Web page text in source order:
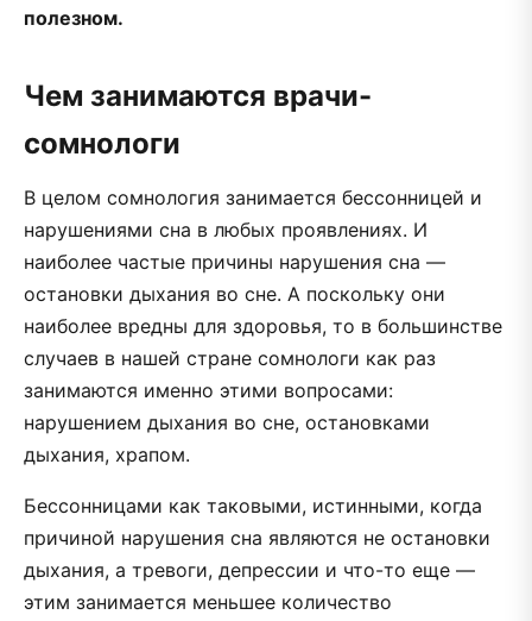
полезном.
Чем занимаются врачи-
сомнологи
В целом сомнология занимается бессонницей и
нарушениями сна в любых проявлениях. И
наиболее частые причины нарушения сна —
остановки дыхания во сне. А поскольку они
наиболее вредны для здоровья, то в большинстве
случаев в нашей стране сомнологи как раз
занимаются именно этими вопросами:
нарушением дыхания во сне, остановками
дыхания, храпом.
Бессонницами как таковыми, истинными, когда
причиной нарушения сна являются не остановки
дыхания, а тревоги, депрессии и что-то еще —
этим занимается меньшее количество